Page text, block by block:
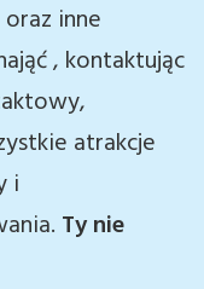
inne
, kontaktując
atrakcje
i
Ty nie